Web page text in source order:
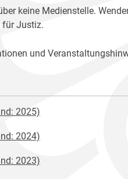
keine Medienstelle.
für Justiz.
und
2025)
2024)
2023)